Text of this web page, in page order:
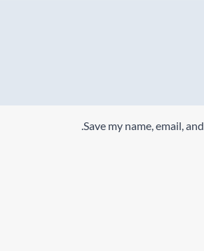
Save my name, email,